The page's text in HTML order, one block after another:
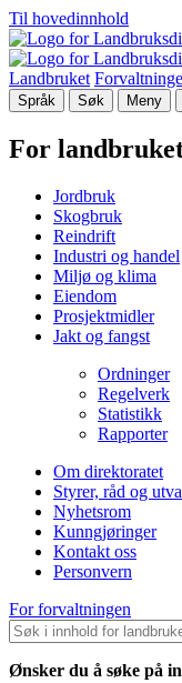
Til hovedinnhold
Landbruket
Språk Søk Meny
For
Jordbruk
Skogbruk
Reindrift
Industri og handel
Miljø og klima
Eiendom
Prosjektmidler
Jakt og fangst
Ordninger
Regelverk
Statistikk
Rapporter
Om direktoratet
Styrer, råd og
Nyhetsrom
Kunngjøringer
Kontakt oss
Personvern
For forvaltningen
Ønsker du å søke på